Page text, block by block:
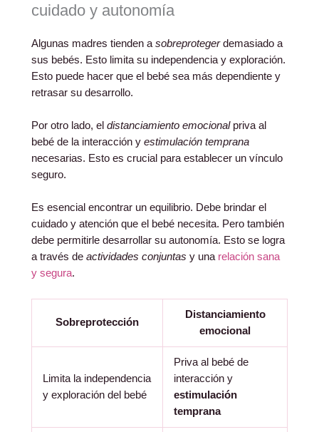
cuidado y autonomía
Algunas madres tienden a sobreprotegerdemasiado a
sus bebés. Esto limita su independencia y exploración.
Esto puede hacer que el bebé sea más dependiente y
retrasar su desarrollo.
Por otro lado, el distanciamiento emocionalpriva al
bebé de la interacción y estimulación temprana
necesarias. Esto es crucial para establecer un vínculo
seguro.
Es esencial encontrar un equilibrio. Debe brindar el
cuidado y atención que el bebé necesita. Pero también
debe permitirle desarrollar su autonomía. Esto se logra
a través de actividades conjuntas y una relación sana
y segura.
Sobreprotección
Distanciamiento
emocional
Limita la independencia
y exploración del bebé
Priva al bebé de
interacción y
estimulación
temprana